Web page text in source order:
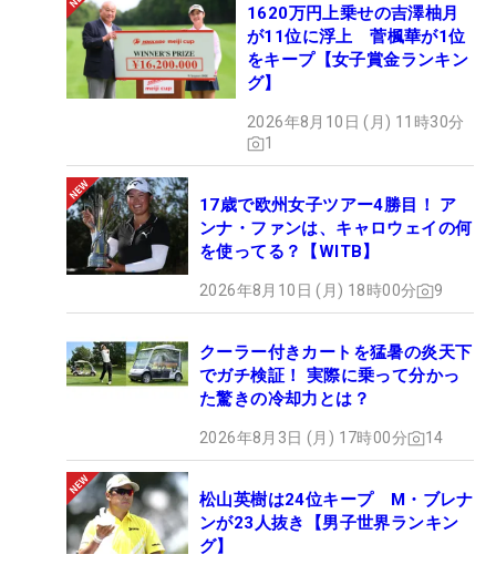
1620万円上乗せの吉澤柚月
が11位に浮上 菅楓華が1位
をキープ【女子賞金ランキン
グ】
2026年8月10日 (月) 11時30分
1
17歳で欧州女子ツアー4勝目！ ア
ンナ・ファンは、キャロウェイの何
を使ってる？【WITB】
2026年8月10日 (月) 18時00分 9
クーラー付きカートを猛暑の炎天下
でガチ検証！ 実際に乗って分かっ
た驚きの冷却力とは？
2026年8月3日 (月) 17時00分 14
松山英樹は24位キープ M・ブレナ
ンが23人抜き【男子世界ランキン
グ】